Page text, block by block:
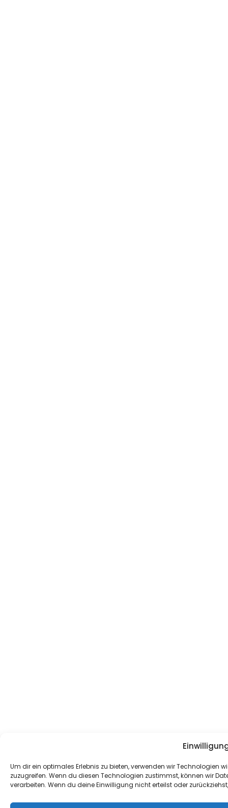
Um dir ein optimales Erlebnis zu bieten, verwenden wir
zuzugreifen. Wenn du diesen Technologien zustimmst, können wir
verarbeiten. Wenn du deine Einwilligung nicht erteilst oder